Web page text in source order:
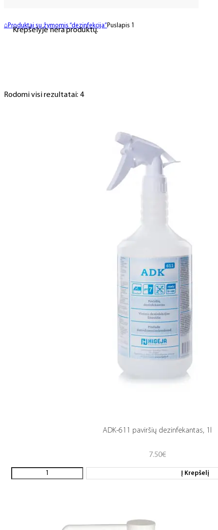
Krepšelyje nėra produktų.
⌂ Produktai su žymomis “dezinfekcija” Puslapis 1
Rodomi visi rezultatai: 4
ADK-611 paviršių dezinfekantas, 1l
7.50€
Į Krepšelį